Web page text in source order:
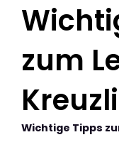
zum
Wichtige Tipps